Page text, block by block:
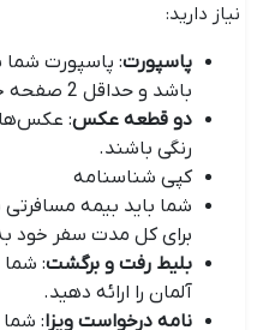
نیاز دارید:
پاسپورت
باشد و حداقل 2 صفحه خالی برای ویزا داشته باشد.
دو قطعه عکس: عکس‌ها
رنگی باشند.
کپی شناسنامه
برای کل مدت سفر خود
بلیط رفت و برگشت: شما
آلمان را ارائه دهید.
نامه درخواست ویزا: شما